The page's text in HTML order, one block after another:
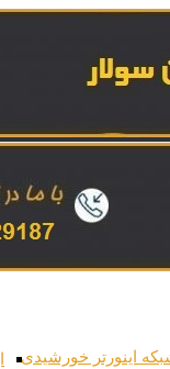
اینورتر خورشیدی